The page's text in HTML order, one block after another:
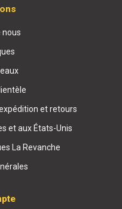
nous
et retours
et aux États-Unis
La Revanche